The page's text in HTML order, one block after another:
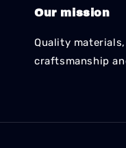
Our mission
Quality
craftsmanship